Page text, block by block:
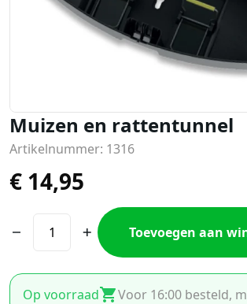
Muizen en rattentunnel
Artikelnummer: 1316
€ 14,95
Toevoegen aan
Op voorraad Voor 16:00 besteld,